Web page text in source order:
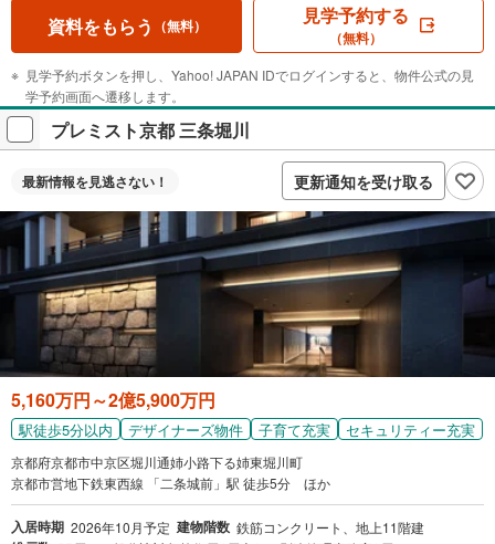
資料をもらう （無料） 見学予約する
（無料）
見学予約ボタンを押し、Yahoo! JAPAN IDでログインすると、物件公式の見
学予約画面へ遷移します。
プレミスト京都 三条堀川
最新情報を見逃さない！ 更新通知を受け取る
5,160万円～2億5,900万円
駅徒歩5分以内 デザイナーズ物件 子育て充実 セキュリティー充実
京都府京都市中京区堀川通姉小路下る姉東堀川町
京都市営地下鉄東西線 「二条城前」駅 徒歩5分 ほか
入居時期 2026年10月予定 建物階数 鉄筋コンクリート、地上11階建